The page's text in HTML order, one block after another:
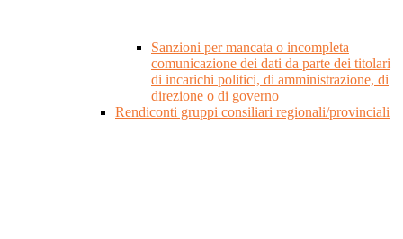
Sanzioni per mancata o incompleta
comunicazione dei dati da parte dei titolari
di incarichi politici, di amministrazione, di
direzione o di governo
Rendiconti gruppi consiliari regionali/provinciali